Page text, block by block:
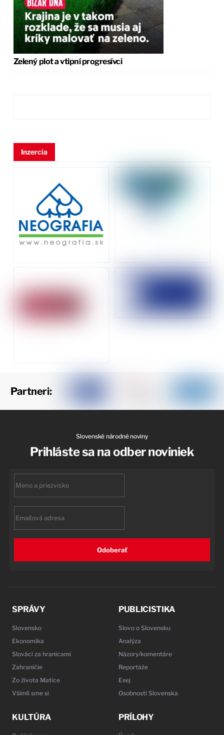
Zelený plot a vtipní progresívci
Inzercia
Partneri:
Slovenské národné noviny
Prihláste sa na odber noviniek
Odoberať
SPRÁVY
Slovensko
Ekonomika
Slováci za hranicami
Zahraničie
Zo života Matice
Všimli sme si
PUBLICISTIKA
Slovo o Slovensku
Analýza
Názory/komentáre
Reportáže
Esej
Osobnosti Slovenska
KULTÚRA PRÍLOHY